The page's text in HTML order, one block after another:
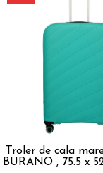
Troler de cala
BURANO , 75.5 x